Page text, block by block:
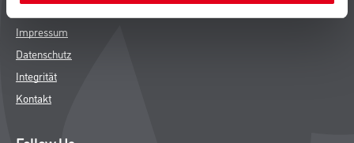
Nutzungsbedingungen
Impressum
Datenschutz
Integrität
Kontakt